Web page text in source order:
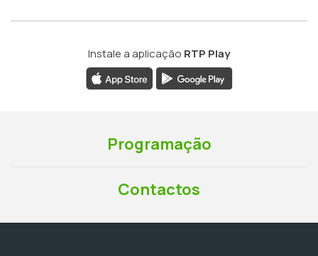
Instale a aplicação RTP Play
Programação
Contactos